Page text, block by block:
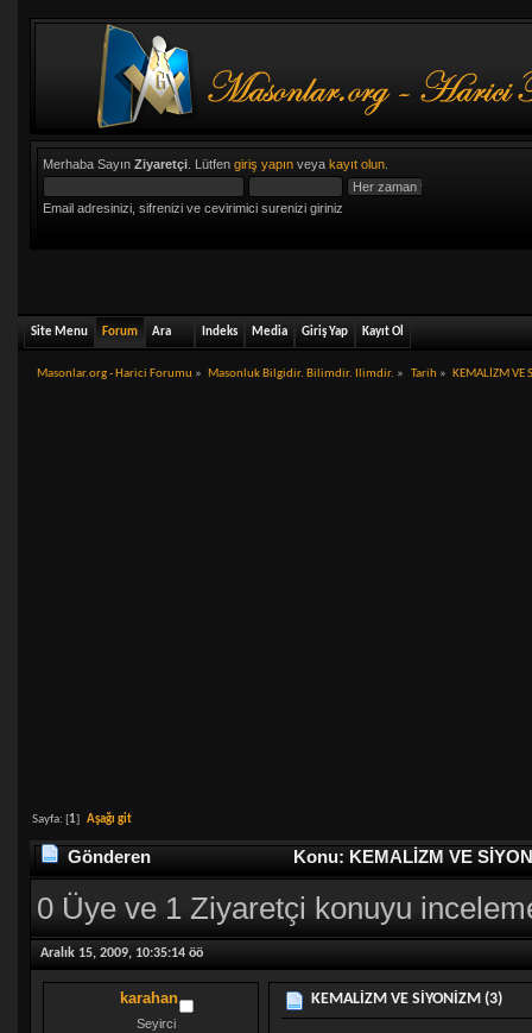
Merhaba Sayın Ziyaretçi. Lütfen giriş yapınveya kayıt olun.
Email adresinizi, sifrenizi ve cevirimici surenizi giriniz
Site Menu Forum Ara Indeks Media Giriş Yap Kayıt Ol
Masonlar.org - Harici Forumu » Masonluk Bilgidir. Bilimdir. Ilimdir. » Tarih» KEMALİZM VE
Sayfa: [1] Aşağı git
Gönderen Konu: KEMALİZM VE
0 Üye ve 1 Ziyaretçi konuyu
Aralık 15, 2009, 10:35:14 öö
karahan
Seyirci
KEMALİZM VE SİYONİZM (3)